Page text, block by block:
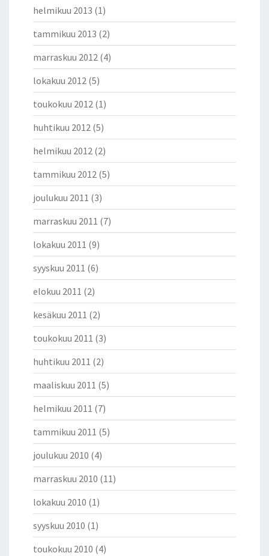
helmikuu 2013 (1)
tammikuu 2013 (2)
marraskuu 2012 (4)
lokakuu 2012 (5)
toukokuu 2012 (1)
huhtikuu 2012 (5)
helmikuu 2012 (2)
tammikuu 2012 (5)
joulukuu 2011 (3)
marraskuu 2011 (7)
lokakuu 2011 (9)
syyskuu 2011 (6)
elokuu 2011 (2)
kesäkuu 2011 (2)
toukokuu 2011 (3)
huhtikuu 2011 (2)
maaliskuu 2011 (5)
helmikuu 2011 (7)
tammikuu 2011 (5)
joulukuu 2010 (4)
marraskuu 2010 (11)
lokakuu 2010 (1)
syyskuu 2010 (1)
toukokuu 2010 (4)